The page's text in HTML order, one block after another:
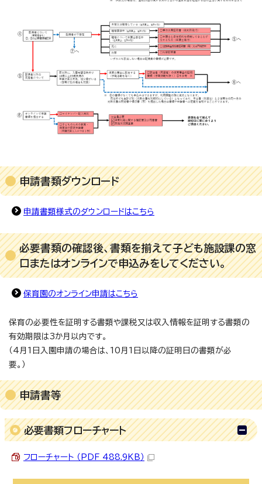
申請書類ダウンロード
申請書類様式のダウンロードはこちら
必要書類の確認後、書類を揃えて子ども施設課の窓
口またはオンラインで申込みをしてください。
保育園のオンライン申請はこちら
保育の必要性を証明する書類や課税又は収入情報を証明する書類の
有効期限は3か月以内です。
（4月1日入園申請の場合は、10月1日以降の証明日の書類が必
要。）
申請書等
必要書類フローチャート
フローチャート （PDF 488.9KB）